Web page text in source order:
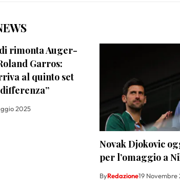
rimonta Auger-
Garros:
al quinto set
2025
Novak Djokovic
per l’omaggio a
ByRedazione19 Novembre